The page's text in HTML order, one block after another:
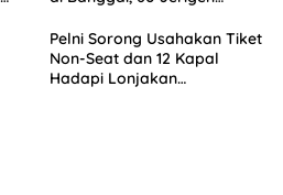
Pelni Sorong Usahakan Tiket
Non-Seat dan 12 Kapal
Hadapi Lonjakan